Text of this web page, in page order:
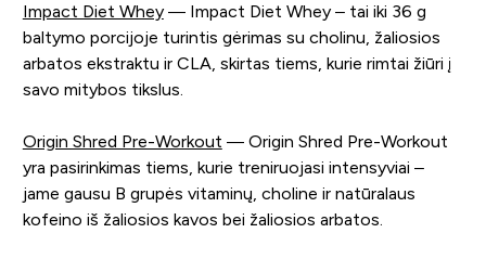
Impact Diet Whey— Impact Diet Whey – tai iki 36 g
baltymo porcijoje turintis gėrimas su cholinu, žaliosios
arbatos ekstraktu ir CLA, skirtas tiems, kurie rimtai žiūri į
savo mitybos tikslus.
Origin Shred Pre-Workout — Origin Shred Pre-Workout
yra pasirinkimas tiems, kurie treniruojasi intensyviai –
jame gausu B grupės vitaminų, choline ir natūralaus
kofeino iš žaliosios kavos bei žaliosios arbatos.